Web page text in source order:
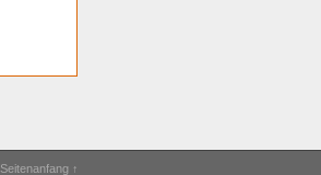
Seitenanfang ↑